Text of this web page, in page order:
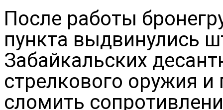
После работы
пункта выдвинулись
Забайкальских
стрелкового оружия
сломить